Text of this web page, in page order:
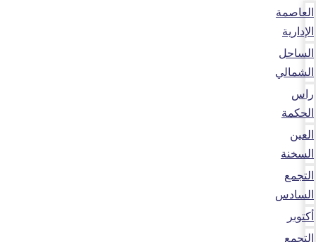
العاصمة
الإدارية
الساحل
الشمالي
راس
الحكمة
العين
السخنة
التجمع
السادس
أكتوبر
التجمع